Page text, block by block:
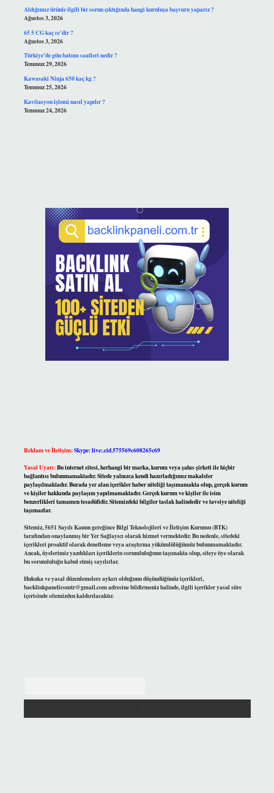
Aldığımız ürünle ilgili bir sorun çıktığında hangi kuruluşa başvuru yaparız ?
Ağustos 3, 2026
65 5 CG kaç cc’dir ?
Ağustos 3, 2026
Türkiye’de gün batımı saatleri nedir ?
Temmuz 29, 2026
Kawasaki Ninja 650 kaç kg ?
Temmuz 25, 2026
Kavitasyon işlemi nasıl yapılır ?
Temmuz 24, 2026
Reklam ve İletişim:Skype: live:.cid.575569c608265c69
Yasal Uyarı:Bu internet sitesi, herhangi bir marka, kurum veya şahıs şirketi ile hiçbir
bağlantısı bulunmamaktadır. Sitede yalnızca kendi hazırladığımız makaleler
paylaşılmaktadır. Burada yer alan içerikler haber niteliği taşımamakta olup, gerçek kurum
ve kişiler hakkında paylaşım yapılmamaktadır. Gerçek kurum ve kişiler ile isim
benzerlikleri tamamen tesadüfidir. Sitemizdeki bilgiler taslak halindedir ve tavsiye niteliği
taşımazlar.
Sitemiz, 5651 Sayılı Kanun gereğince Bilgi Teknolojileri ve İletişim Kurumu (BTK)
tarafından onaylanmış bir Yer Sağlayıcı olarak hizmet vermektedir. Bu nedenle, sitedeki
içerikleri proaktif olarak denetleme veya araştırma yükümlülüğümüz bulunmamaktadır.
Ancak, üyelerimiz yazdıkları içeriklerin sorumluluğunu taşımakta olup, siteye üye olarak
bu sorumluluğu kabul etmiş sayılırlar.
Hukuka ve yasal düzenlemelere aykırı olduğunu düşündüğünüz içerikleri,
backlinkpanelicomtr@gmail.comadresine bildirmeniz halinde, ilgili içerikler yasal süre
içerisinde sitemizden kaldırılacaktır.